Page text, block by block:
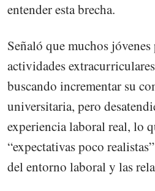
entender esta brecha.
Señaló que muchos
actividades
buscando incrementar su
universitaria, pero
experiencia laboral real, lo
“expectativas poco
del entorno laboral y las